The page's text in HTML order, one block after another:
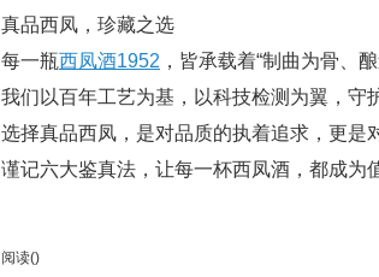
真品西凤，珍藏之选
每一瓶西凤酒1952 ，皆承载着“制曲为骨、
我们以百年工艺为基，以科技检测为翼，守
选择真品西凤，是对品质的执着追求，更是
谨记六大鉴真法，让每一杯西凤酒，都成为
阅读()